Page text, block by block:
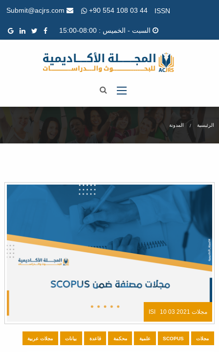
ISSN
+90 554 108 03 44
السبت - الخميس : 08:00-15:00
الرئيسية المدونة
مجلات ISI 10 03 2021
مجلات SCOPUS علمية محكمة قاعدة بيانات مجلات عربية